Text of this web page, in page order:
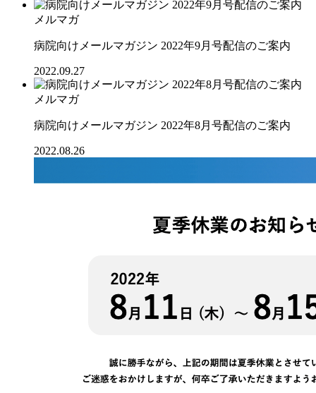
メルマガ
病院向けメールマガジン 2022年9月号配信のご案内
2022.09.27
メルマガ
病院向けメールマガジン 2022年8月号配信のご案内
2022.08.26